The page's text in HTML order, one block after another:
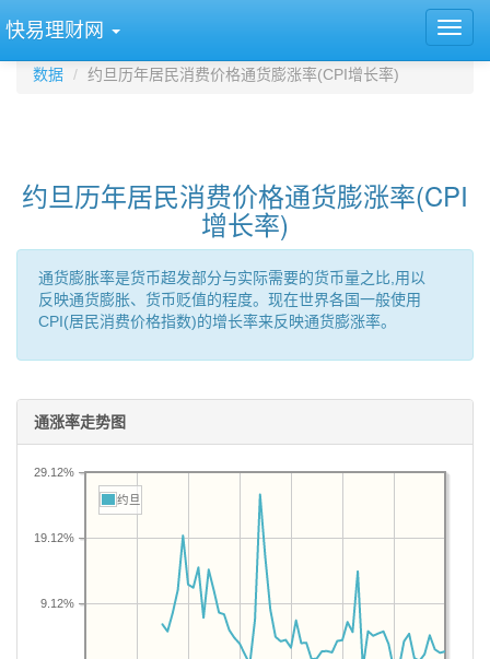
快易理财网
数据 约旦历年居民消费价格通货膨涨率(CPI增长率)
约旦历年居民消费价格通货膨涨率(CPI
增长率)
通货膨胀率是货币超发部分与实际需要的货币量之比,用以
反映通货膨胀、货币贬值的程度。现在世界各国一般使用
CPI(居民消费价格指数)的增长率来反映通货膨涨率。
通涨率走势图
9.12%
19.12%
29.12%
约旦